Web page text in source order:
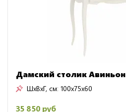
Дамский столик Авиньон
ШxВxГ, см: 100x75x60
35 850 руб